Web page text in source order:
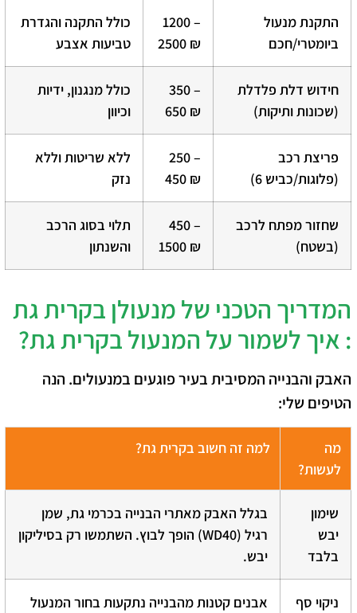
התקנת מנעול
ביומטרי/חכם
1200 –
2500 ₪
כולל התקנה והגדרת
טביעות אצבע
חידוש דלת פלדלת
(שכונות ותיקות)
350 –
650 ₪
כולל מנגנון, ידיות
וכיוון
פריצת רכב
(פלוגות/כביש 6)
250 –
450 ₪
ללא שריטות וללא
נזק
שחזור מפתח לרכב
(בשטח)
450 –
1500 ₪
תלוי בסוג הרכב
והשנתון
המדריך הטכני של מנעולן בקרית גת
: איך לשמור על המנעול בקרית גת?
האבק והבנייה המסיבית בעיר פוגעים במנעולים. הנה
הטיפים שלי:
מה
לעשות?
למה זה חשוב בקרית גת?
שימון
יבש
בלבד
בגלל האבק מאתרי הבנייה בכרמי גת, שמן
רגיל (WD40) הופך לבוץ. השתמשו רק בסיליקון
יבש.
ניקוי סף
אבנים קטנות מהבנייה נתקעות בחור המנעול